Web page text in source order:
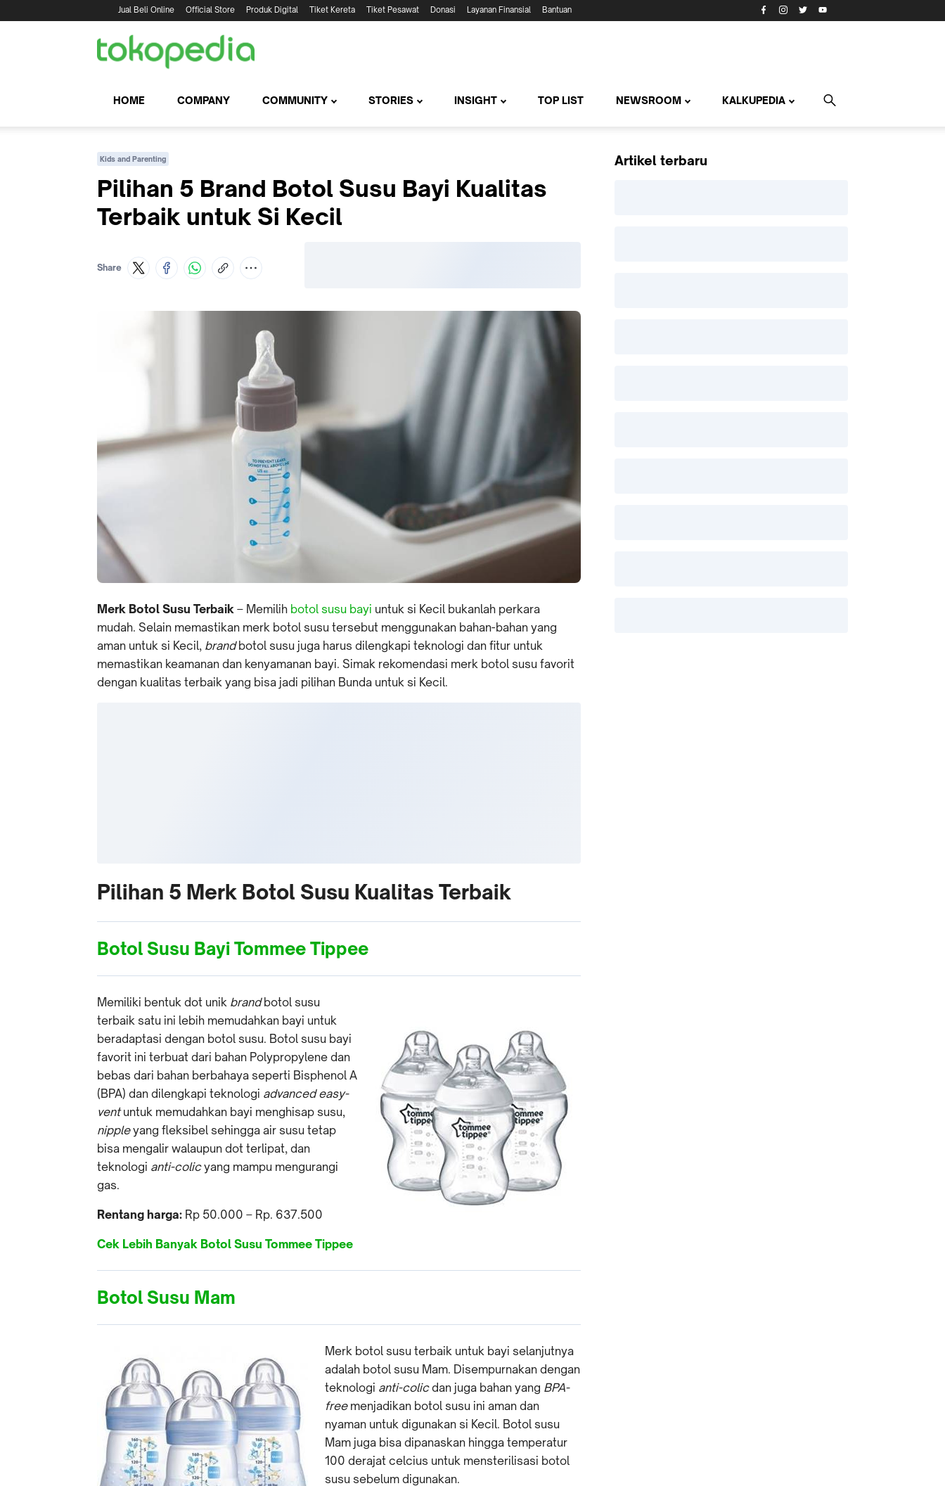
Jual Beli Online Official Store Produk Digital Tiket Kereta Tiket Pesawat Donasi Layanan Finansial Bantuan
HOME COMPANY COMMUNITY STORIES INSIGHT TOP LIST NEWSROOM KALKUPEDIA
Kids and Parenting
Pilihan 5 Brand Botol Susu Bayi Kualitas
Terbaik untuk Si Kecil
Share
Merk Botol Susu Terbaik – Memilih botol susu bayi untuk si Kecil bukanlah perkara
mudah. Selain memastikan merk botol susu tersebut menggunakan bahan-bahan yang
aman untuk si Kecil, brandbotol susu juga harus dilengkapi teknologi dan fitur untuk
memastikan keamanan dan kenyamanan bayi. Simak rekomendasi merk botol susu favorit
dengan kualitas terbaik yang bisa jadi pilihan Bunda untuk si Kecil.
Pilihan 5 Merk Botol Susu Kualitas Terbaik
Botol Susu Bayi Tommee Tippee
Memiliki bentuk dot unik brandbotol susu
terbaik satu ini lebih memudahkan bayi untuk
beradaptasi dengan botol susu. Botol susu bayi
favorit ini terbuat dari bahan Polypropylene dan
bebas dari bahan berbahaya seperti Bisphenol A
(BPA) dan dilengkapi teknologi advanced easy-
ventuntuk memudahkan bayi menghisap susu,
nippleyang fleksibel sehingga air susu tetap
bisa mengalir walaupun dot terlipat, dan
teknologi anti-colicyang mampu mengurangi
gas.
Rentang harga: Rp 50.000 – Rp. 637.500
Cek Lebih Banyak Botol Susu Tommee Tippee
Botol Susu Mam
Merk botol susu terbaik untuk bayi selanjutnya
adalah botol susu Mam. Disempurnakan dengan
teknologi anti-colicdan juga bahan yang BPA-
freemenjadikan botol susu ini aman dan
nyaman untuk digunakan si Kecil. Botol susu
Mam juga bisa dipanaskan hingga temperatur
100 derajat celcius untuk mensterilisasi botol
susu sebelum digunakan.
Artikel terbaru